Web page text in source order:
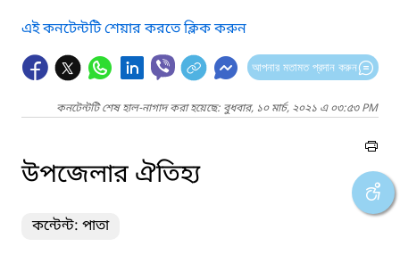
এই কনটেন্টটি শেয়ার করতে ক্লিক করুন
আপনার মতামত প্রদান করুন
কনটেন্টটি শেষ হাল-নাগাদ করা হয়েছে: বুধবার, ১০ মার্চ, ২০২১ এ ০৩:৫৩ PM
উপজেলার ঐতিহ্য
কন্টেন্ট: পাতা